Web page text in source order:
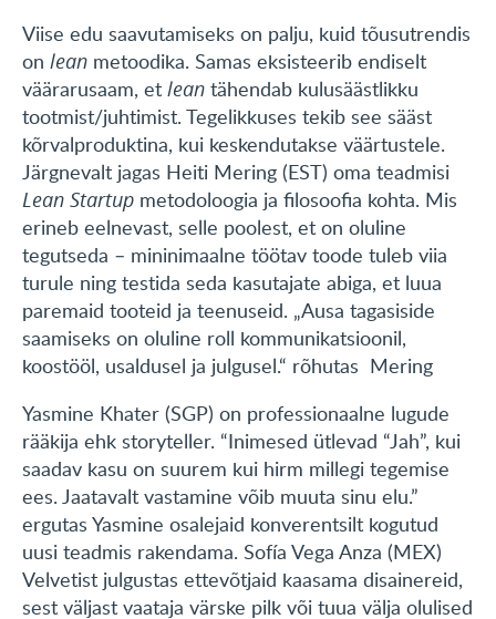
Viise edu saavutamiseks on palju, kuid tõusutrendis
on lean metoodika. Samas eksisteerib endiselt
väärarusaam, et lean tähendab kulusäästlikku
tootmist/juhtimist. Tegelikkuses tekib see sääst
kõrvalproduktina, kui keskendutakse väärtustele.
Järgnevalt jagas Heiti Mering (EST) oma teadmisi
Lean Startup metodoloogia ja filosoofia kohta. Mis
erineb eelnevast, selle poolest, et on oluline
tegutseda – mininimaalne töötav toode tuleb viia
turule ning testida seda kasutajate abiga, et luua
paremaid tooteid ja teenuseid. „Ausa tagasiside
saamiseks on oluline roll kommunikatsioonil,
koostööl, usaldusel ja julgusel.“ rõhutas Mering
Yasmine Khater (SGP) on professionaalne lugude
rääkija ehk storyteller. “Inimesed ütlevad “Jah”, kui
saadav kasu on suurem kui hirm millegi tegemise
ees. Jaatavalt vastamine võib muuta sinu elu.”
ergutas Yasmine osalejaid konverentsilt kogutud
uusi teadmis rakendama. Sofía Vega Anza (MEX)
Velvetist julgustas ettevõtjaid kaasama disainereid,
sest väljast vaataja värske pilk või tuua välja olulised